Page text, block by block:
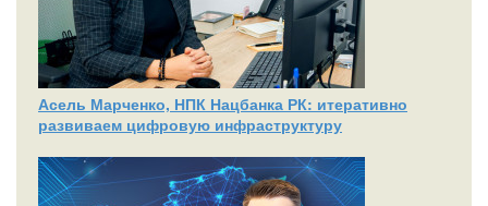
Асель Марченко, НПК Нацбанка РК: итеративно
развиваем цифровую инфраструктуру